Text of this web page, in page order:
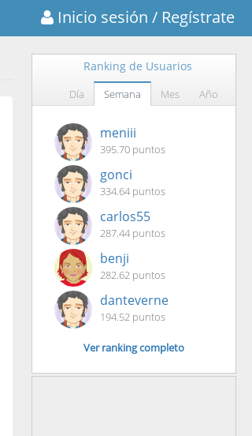
Inicio sesión / Regístrate
Ranking de Usuarios
Día Semana Mes Año
meniii
395.70 puntos
gonci
334.64 puntos
carlos55
287.44 puntos
benji
282.62 puntos
danteverne
194.52 puntos
Ver ranking completo